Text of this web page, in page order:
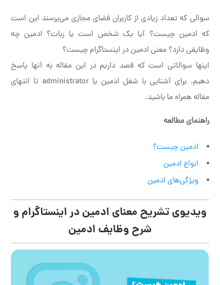
سوالی که تعداد زیادی از کاربران فضای مجازی می‌پرسند این است
که ادمین چیست؟ آیا یک شخص است یا ربات؟ ادمین چه
وظایفی دارد؟ معنی ادمین در اینستاگرام چیست؟
اینها سوالاتی است که قصد داریم در این مقاله به آنها پاسخ
دهیم. برای آشنایی با شغل ادمین یا administrator تا انتهای
مقاله همراه ما باشید.
راهنمای مطالعه
ادمین چیست؟
انواع ادمین
ویژگی‌های ادمین
ویدیوی تشریح معنای ادمین در اینستاگرام و
شرح وظایف ادمین